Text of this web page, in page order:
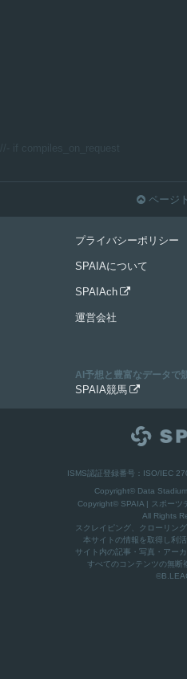
 ページ
プライバシーポリシー
SPAIAについて
SPAIAch 
運営会社
AI予想と豊富なデータで
SPAIA競馬 
ISMS認証登録番号：ISO/IEC
Copyright© Data
Copyright© SPAIA | スポーツ
All Rights
スクレイピング、クローリン
本サイトの情報を取得し利
サイト内の記事・写真・アー
すべてのコンテンツの無断